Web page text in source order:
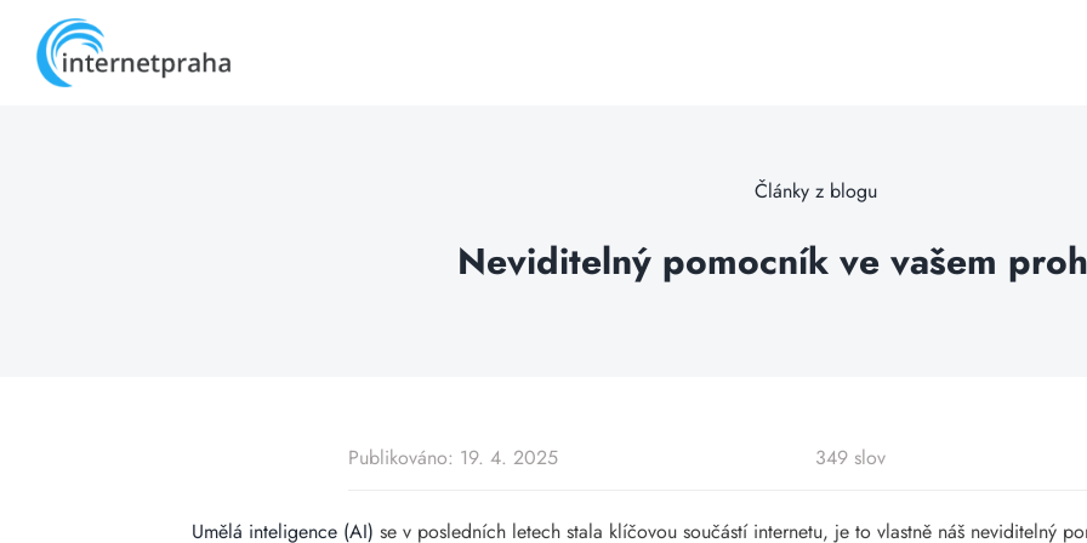
content
Články z blogu
Neviditelný pomocník ve vašem
Publikováno: 19. 4. 2025 349 slov
Umělá inteligence (AI) se v posledních letech stala klíčovou součástí internetu, je to vlastně náš neviditelný